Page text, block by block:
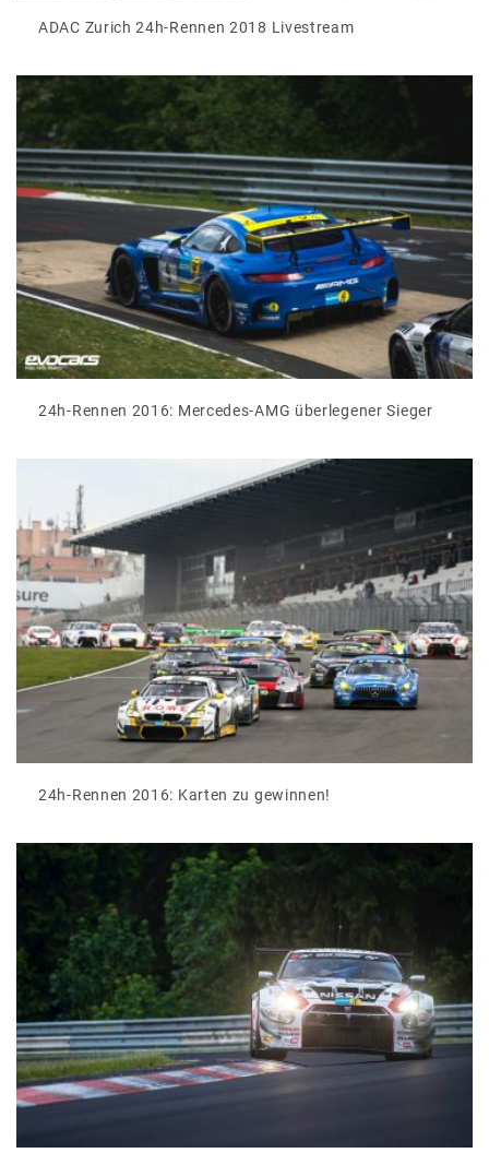
ADAC Zurich 24h-Rennen 2018 Livestream
24h-Rennen 2016: Mercedes-AMG überlegener Sieger
24h-Rennen 2016: Karten zu gewinnen!